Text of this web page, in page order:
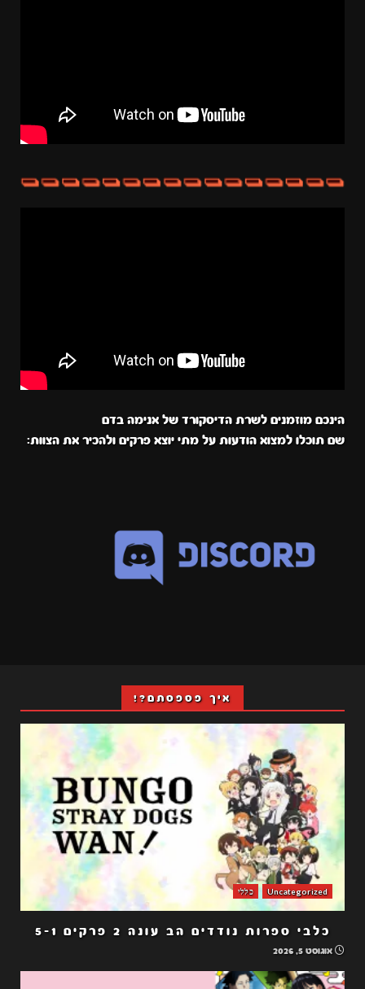
הינכם מוזמנים לשרת הדיסקורד של אנימה בדם
שם תוכלו למצוא הודעות על מתי יוצא פרקים ולהכיר את הצוות:
איך פספסתם?!
Uncategorized כללי
כלבי ספרות נודדים הב עונה 2 פרקים 5-1
אוגוסט 5, 2026